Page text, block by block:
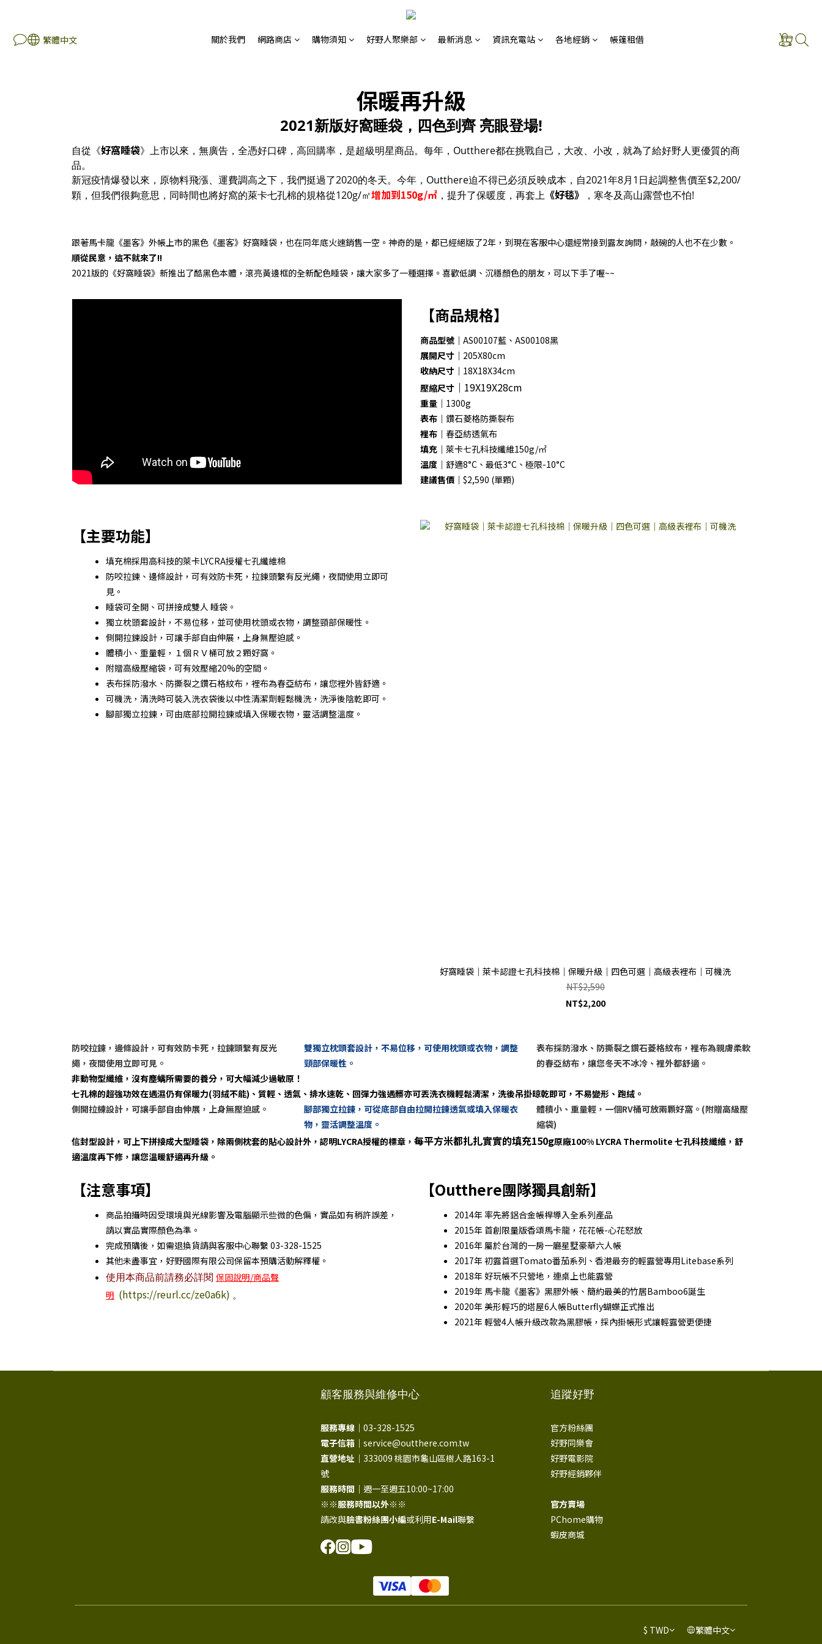
繁體中文 關於我們 網路商店 購物須知 好野人聚樂部 最新消息 資訊充電站 各地經銷 帳篷租借
保暖再升級
2021新版好窩睡袋，四色到齊 亮眼登場!
自從《好窩睡袋》上市以來，無廣告，全憑好口碑，高回購率，是超級明星商品。每年，Outthere都在挑戰自己，大改、小改，就為了給好野人更優質的商
品。
新冠疫情爆發以來，原物料飛漲、運費調高之下，我們挺過了2020的冬天。今年，Outthere迫不得已必須反映成本，自2021年8月1日起調整售價至$2,200/
顆，但我們很夠意思，同時間也將好窩的萊卡七孔棉的規格從120g/㎡增加到150g/㎡ ，提升了保暖度，再套上 《好毯》 ，寒冬及高山露營也不怕!
跟著馬卡龍《墨客》外帳上市的黑色《墨客》好窩睡袋，也在同年底火速銷售一空。神奇的是，都已經絕版了2年，到現在客服中心還經常接到露友詢問，敲碗的人也不在少數。
順從民意，這不就來了!!
2021版的《好窩睡袋》新推出了酷黑色本體，滾亮黃邊框的全新配色睡袋，讓大家多了一種選擇。喜歡低調、沉穩顏色的朋友，可以下手了喔~~
【商品規格】
商品型號｜ AS00107藍、AS00108黑
展開尺寸｜ 205X80cm
收納尺寸｜ 18X18X34cm
壓縮尺寸 ｜ 19X19X28cm
重量｜ 1300g
表布｜ 鑽石菱格防撕裂布
裡布｜ 春亞紡透氣布
填充｜ 萊卡七孔科技纖維150g/㎡
溫度｜ 舒適8°C、最低3°C、極限-10°C
建議售價｜ $2,590 (單顆)
【主要功能】
填充棉採用高科技的萊卡LYCRA授權七孔纖維棉
防咬拉鍊、邊條設計，可有效防卡死，拉鍊頭繫有反光繩，夜間使用立即可
見。
睡袋可全開、可拼接成雙人 睡袋。
獨立枕頭套設計，不易位移，並可使用枕頭或衣物，調整頸部保暖性。
側開拉鍊設計，可讓手部自由伸展，上身無壓迫感。
體積小、重量輕，１個ＲＶ桶可放２顆好窩。
附贈高級壓縮袋，可有效壓縮20%的空間。
表布採防潑水、防撕裂之鑽石格紋布，裡布為春亞紡布，讓您裡外皆舒適。
可機洗，清洗時可裝入洗衣袋後以中性清潔劑輕鬆機洗，洗淨後陰乾即可。
腳部獨立拉鍊，可由底部拉開拉鍊或填入保暖衣物，靈活調整溫度。
好窩睡袋｜萊卡認證七孔科技棉｜保暖升級｜四色可選｜高級表裡布｜可機洗
NT$2,590
NT$2,200
防咬拉鍊，邊條設計，可有效防卡死，拉鍊頭繫有反光
繩，夜間使用立即可見。
雙獨立枕頭套設計，不易位移，可使用枕頭或衣物，調整
頸部保暖性。
表布採防潑水、防撕裂之鑽石菱格紋布，裡布為親膚柔軟
的春亞紡布，讓您冬天不冰冷、裡外都舒適。
非動物型纖維，沒有塵螨所需要的養分，可大幅減少過敏原！
七孔棉的超強功效在遇濕仍有保暖力(羽絨不能)、質輕、透氣、排水速乾、回彈力強遇髒亦可丟洗衣機輕鬆清潔，洗後吊掛晾乾即可，不易變形、跑絨。
側開拉練設計，可讓手部自由伸展，上身無壓迫感。
腳部獨立拉鍊，可從底部自由拉開拉鍊透氣或填入保暖衣
物，靈活調整溫度。
體積小、重量輕，一個RV桶可放兩顆好窩。(附贈高級壓
縮袋)
信封型設計，可上下拼接成大型睡袋，除兩側枕套的貼心設計外，認明LYCRA授權的標章， 每平方米都扎扎實實的填充150g原廠100% LYCRA Thermolite 七孔科技纖維，舒
適溫度再下修，讓您溫暖舒適再升級。
【注意事項】
商品拍攝時因受環境與光線影響及電腦顯示些微的色偏，實品如有稍許誤差，
請以實品實際顏色為準。
完成預購後，如需退換貨請與客服中心聯繫 03-328-1525
其他未盡事宜，好野國際有限公司保留本預購活動解釋權。
使用本商品前請務必詳閱 保固說明/商品聲
明 (https://reurl.cc/ze0a6k) 。
【Outthere團隊獨具創新】
2014年 率先將鋁合金帳桿導入全系列產品
2015年 首創限量版香頌馬卡龍，花花帳-心花怒放
2016年 屬於台灣的一房一廳星墅豪華六人帳
2017年 初露首選Tomato番茄系列、香港最夯的輕露營專用Litebase系列
2018年 好玩帳不只營地，連桌上也能露營
2019年 馬卡龍《墨客》黑膠外帳、簡約最美的竹居Bamboo6誕生
2020年 美形輕巧的塔屋6人帳Butterfly蝴蝶正式推出
2021年 輕營4人帳升級改款為黑膠帳，採內掛帳形式讓輕露營更便捷
顧客服務與維修中心
服務專線｜ 03-328-1525
電子信箱｜ service@outthere.com.tw
直營地址｜ 333009 桃園市龜山區樹人路163-1
號
服務時間｜ 週一至週五10:00~17:00
※※服務時間以外※※
請改與臉書粉絲團小編或利用E-Mail聯繫
追蹤好野
官方粉絲團
好野同樂會
好野電影院
好野經銷夥伴
官方賣場
PChome購物
蝦皮商城
$ TWD 繁體中文